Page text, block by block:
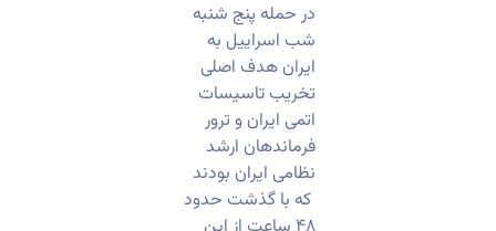
در حمله پنج شنبه
شب اسراییل به
ایران هدف اصلی
تخریب تاسیسات
اتمی ایران و ترور
فرماندهان ارشد
نظامی ایران بودند
که با گذشت حدود